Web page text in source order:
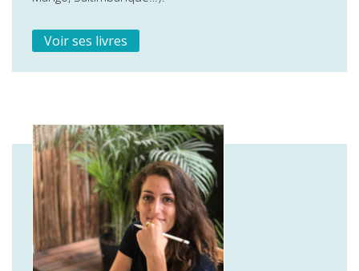
Voir ses livres